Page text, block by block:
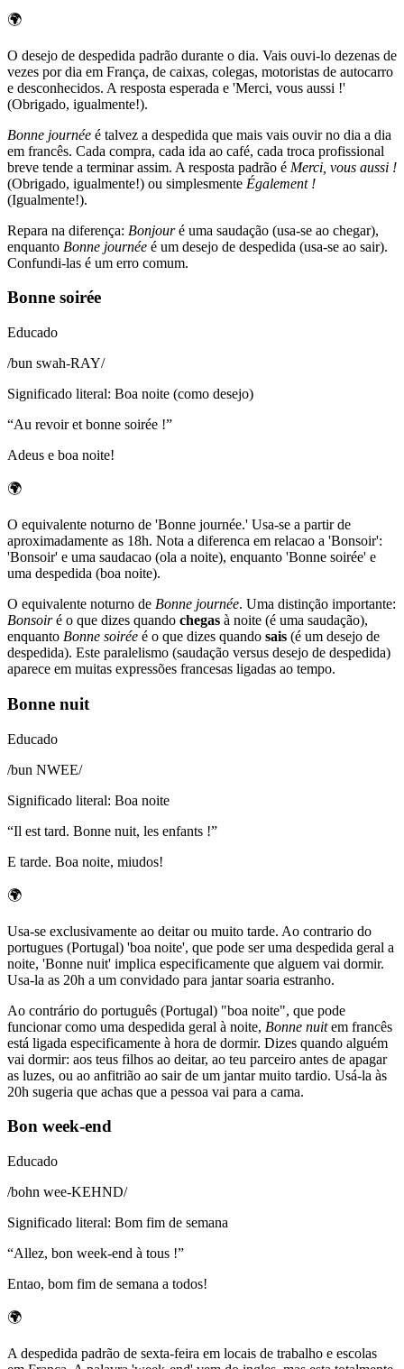
🌍
O desejo de despedida padrão durante o dia. Vais ouvi-lo dezenas de
vezes por dia em França, de caixas, colegas, motoristas de autocarro
e desconhecidos. A resposta esperada e 'Merci, vous aussi !'
(Obrigado, igualmente!).
Bonne journée é talvez a despedida que mais vais ouvir no dia a dia
em francês. Cada compra, cada ida ao café, cada troca profissional
breve tende a terminar assim. A resposta padrão é Merci, vous aussi !
(Obrigado, igualmente!) ou simplesmente Également !
(Igualmente!).
Repara na diferença: Bonjouré uma saudação (usa-se ao chegar),
enquanto Bonne journée é um desejo de despedida (usa-se ao sair).
Confundi-las é um erro comum.
Bonne soirée
Educado
/bun swah-RAY/
Significado literal: Boa noite (como desejo)
“Au revoir et bonne soirée !”
Adeus e boa noite!
🌍
O equivalente noturno de 'Bonne journée.' Usa-se a partir de
aproximadamente as 18h. Nota a diferenca em relacao a 'Bonsoir':
'Bonsoir' e uma saudacao (ola a noite), enquanto 'Bonne soirée' e
uma despedida (boa noite).
O equivalente noturno de Bonne journée. Uma distinção importante:
Bonsoiré o que dizes quando chegas à noite (é uma saudação),
enquanto Bonne soirée é o que dizes quando sais (é um desejo de
despedida). Este paralelismo (saudação versus desejo de despedida)
aparece em muitas expressões francesas ligadas ao tempo.
Bonne nuit
Educado
/bun NWEE/
Significado literal: Boa noite
“Il est tard. Bonne nuit, les enfants !”
E tarde. Boa noite, miudos!
🌍
Usa-se exclusivamente ao deitar ou muito tarde. Ao contrario do
portugues (Portugal) 'boa noite', que pode ser uma despedida geral a
noite, 'Bonne nuit' implica especificamente que alguem vai dormir.
Usa-la as 20h a um convidado para jantar soaria estranho.
Ao contrário do português (Portugal) "boa noite", que pode
funcionar como uma despedida geral à noite, Bonne nuitem francês
está ligada especificamente à hora de dormir. Dizes quando alguém
vai dormir: aos teus filhos ao deitar, ao teu parceiro antes de apagar
as luzes, ou ao anfitrião ao sair de um jantar muito tardio. Usá-la às
20h sugeria que achas que a pessoa vai para a cama.
Bon week-end
Educado
/bohn wee-KEHND/
Significado literal: Bom fim de semana
“Allez, bon week-end à tous !”
Entao, bom fim de semana a todos!
🌍
A despedida padrão de sexta-feira em locais de trabalho e escolas